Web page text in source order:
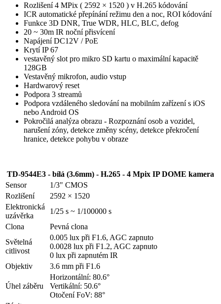
Rozlišení 4 MPix ( 2592 × 1520 ) v H.265 kódování
ICR automatické přepínání režimu den a noc, ROI kódování
Funkce 3D DNR, True WDR, HLC, BLC, defog
20 ~ 30m IR noční přisvícení
Napájení DC12V / PoE
Krytí IP 67
vestavěný slot pro mikro SD kartu o maximální kapacitě
128GB
Vestavěný mikrofon, audio vstup
Hardwarový reset
Podpora 3 streamů
Podpora vzdáleného sledování na mobilním zařízení s iOS
nebo Android OS
Pokročilá analýza obrazu - Rozpoznání osob a vozidel,
narušení zóny, detekce změny scény, detekce překročení
hranice, detekce pohybu v obraze
TD-9544E3 - bílá (3.6mm) - H.265 - 4 Mpix IP DOME kamera
Sensor
1/3" CMOS
Rozlišení
2592 × 1520
Elektronická
uzávěrka
1/25 s ~ 1/100000 s
Clona
Pevná clona
Světelná
citlivost
0.005 lux při F1.6, AGC zapnuto
0.0028 lux při F1.2, AGC zapnuto
0 lux při zapnutém IR
Objektiv
3.6 mm při F1.6
Úhel záběru
Horizontální: 80.6°
Vertikální: 50.6°
Otočení FoV: 88°